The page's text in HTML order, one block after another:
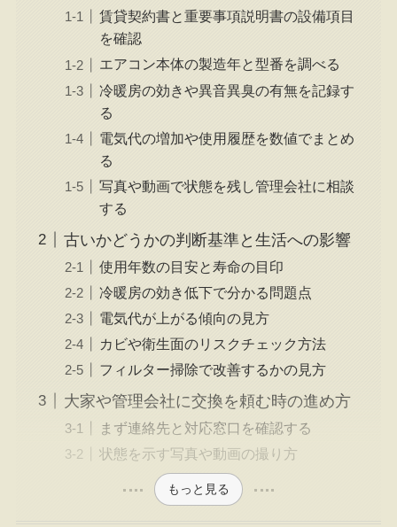
賃貸契約書と重要事項説明書の設備項目
を確認
エアコン本体の製造年と型番を調べる
冷暖房の効きや異音異臭の有無を記録す
る
電気代の増加や使用履歴を数値でまとめ
る
写真や動画で状態を残し管理会社に相談
する
古いかどうかの判断基準と生活への影響
使用年数の目安と寿命の目印
冷暖房の効き低下で分かる問題点
電気代が上がる傾向の見方
カビや衛生面のリスクチェック方法
フィルター掃除で改善するかの見方
大家や管理会社に交換を頼む時の進め方
まず連絡先と対応窓口を確認する
状態を示す写真や動画の撮り方
もっと見る